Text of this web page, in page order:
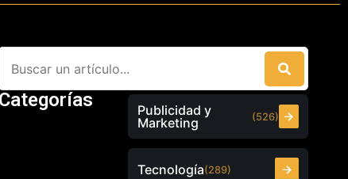
Categorías
Publicidad y
Marketing
(526)
Tecnología(289)